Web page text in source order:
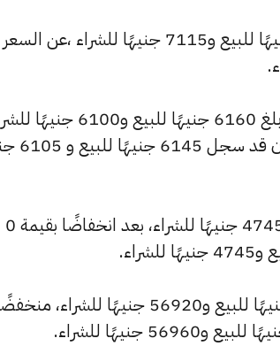
وشهد سعر عيار 21 تراجعًا بقيمة 5 جنيهًا ليبلغ 7185 جنيهًا للبيع و7115 جنيهًا للشراء ،عن السعر
وشهد سعر عيار 18 انخفاضًا بالسوق المصري الآن، حيث بلغ 6160 جنيهًا
منخفضًا بمقدار 5 جنيهات
كما انخفض سعر عيار 14 ليصل إلى 4790 جنيهًا للبيع و4745 جنيهًا للشراء، بعد انخفاضًا بقيمة 0
وسجل سعر الجنيه الذهب انخفاضًا ليصل إلى 57480 جنيهًا للبيع و56920 جنيهًا للشراء،